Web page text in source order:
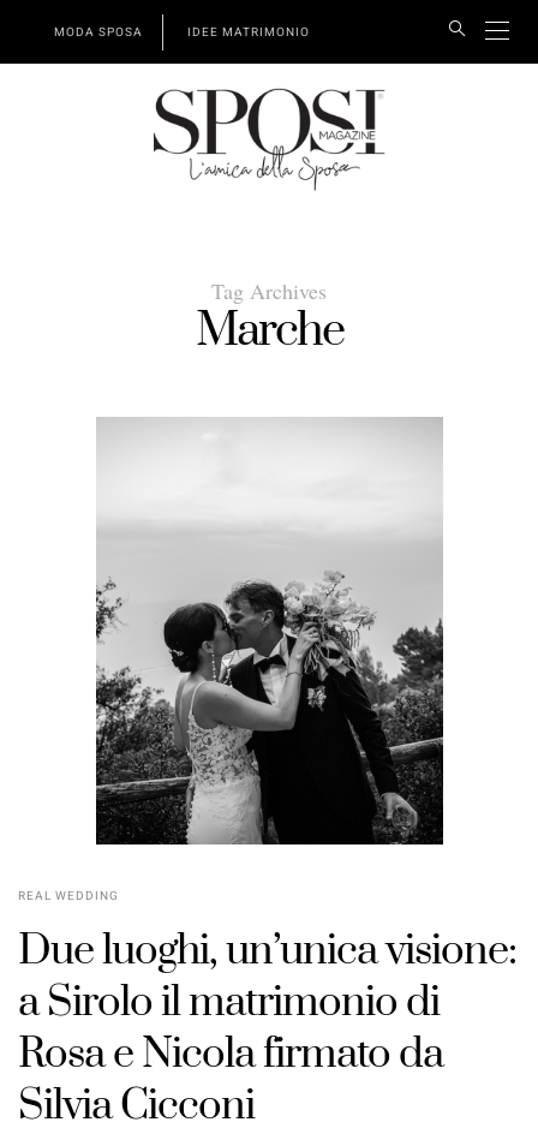
MODA SPOSA IDEE MATRIMONIO
Tag Archives
Marche
REAL WEDDING
Due luoghi, un’unica visione:
a Sirolo il matrimonio di
Rosa e Nicola firmato da
Silvia Cicconi